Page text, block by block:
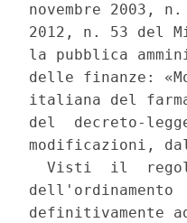
novembre 2003,
2012, n. 53 del
la pubblica
delle finanze:
italiana del
del  decreto-
modificazioni,
Visti  il
definitivamente